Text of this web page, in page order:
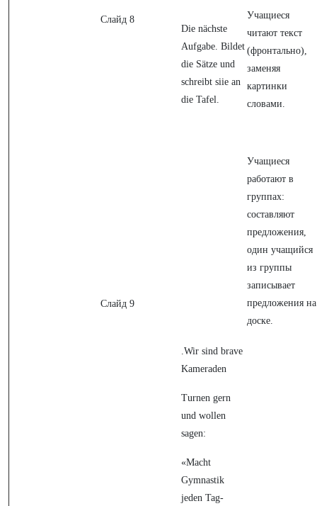
Слайд 8
Слайд 9
Die nächste
Aufgabe. Bildet
die Sätze und
schreibt siie an
die Tafel.
Учащиеся
читают текст
(фронтально),
заменяя
картинки
словами.
Учащиеся
работают в
группах:
составляют
предложения,
один учащийся
из группы
записывает
предложения на
доске.
.Wir sind brave
Kameraden
Turnen gern
und wollen
sagen:
«Macht
Gymnastik
jeden Tag-